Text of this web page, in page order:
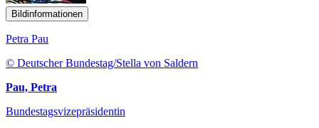
Bildinformationen
Petra Pau
© Deutscher Bundestag/Stella von Saldern
Pau, Petra
Bundestagsvizepräsidentin